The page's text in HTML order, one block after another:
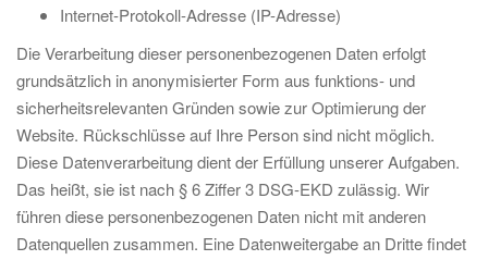
Internet-Protokoll-Adresse (IP-Adresse)
Die Verarbeitung dieser personenbezogenen Daten erfolgt
grundsätzlich in anonymisierter Form aus funktions- und
sicherheitsrelevanten Gründen sowie zur Optimierung der
Website. Rückschlüsse auf Ihre Person sind nicht möglich.
Diese Datenverarbeitung dient der Erfüllung unserer Aufgaben.
Das heißt, sie ist nach § 6 Ziffer 3 DSG-EKD zulässig. Wir
führen diese personenbezogenen Daten nicht mit anderen
Datenquellen zusammen. Eine Datenweitergabe an Dritte findet